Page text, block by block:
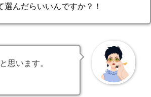
んだらいいんですか？！
思います。